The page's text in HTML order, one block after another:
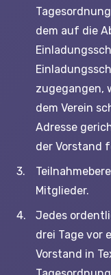
dem auf die
zugegangen,
dem Verein
Adresse
der Vorstand
Mitglieder.
Jedes
drei Tage vor
Vorstand in